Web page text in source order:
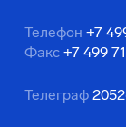
Телефон +7
Факс +7 499
Телеграф